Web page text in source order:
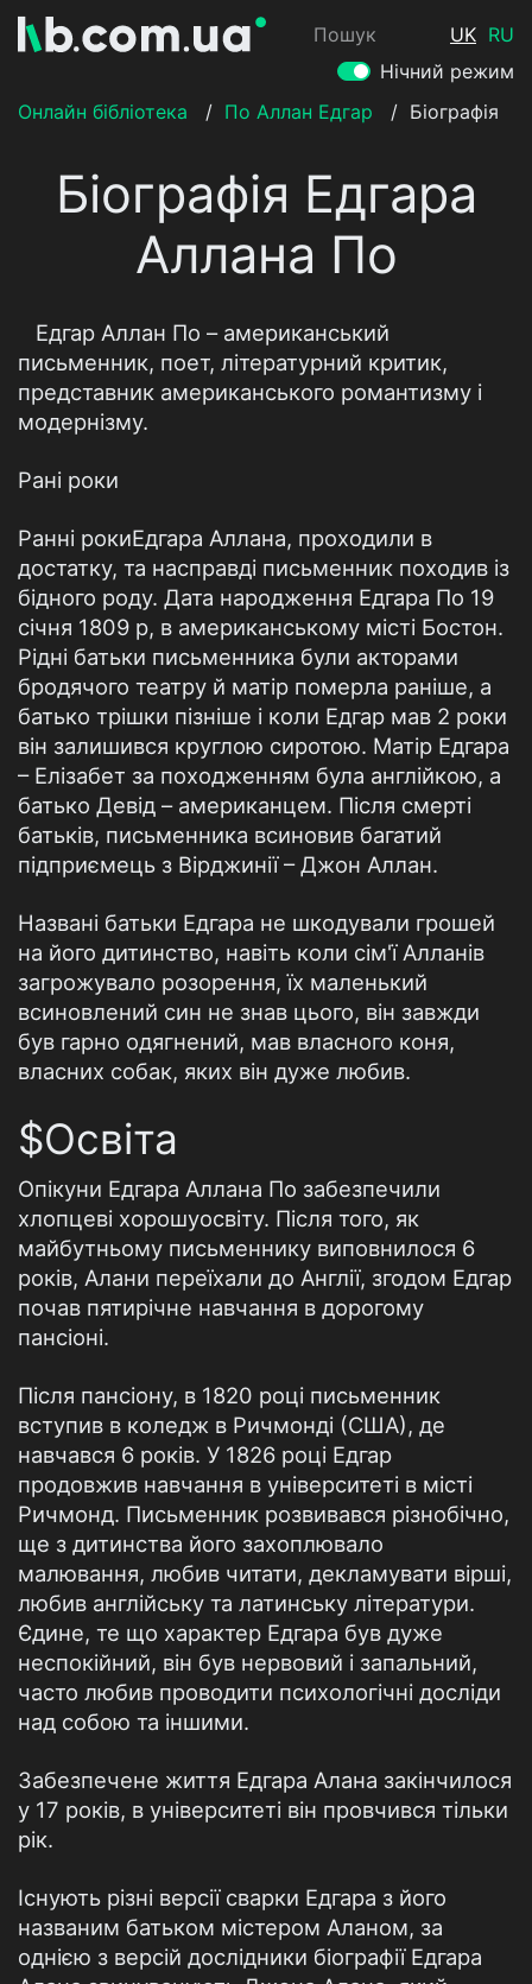
Пошук UK RU
Нічний режим
Онлайн бібліотека
/ По Аллан Едгар / Біографія
Біографія Едгара
Аллана По
Едгар Аллан По – американський
письменник, поет, літературний критик,
представник американського романтизму і
модернізму.
Рані роки
Ранні рокиЕдгара Аллана, проходили в
достатку, та насправді письменник походив із
бідного роду. Дата народження Едгара По 19
січня 1809 р, в американському місті Бостон.
Рідні батьки письменника були акторами
бродячого театру й матір померла раніше, а
батько трішки пізніше і коли Едгар мав 2 роки
він залишився круглою сиротою. Матір Едгара
– Елізабет за походженням була англійкою, а
батько Девід – американцем. Після смерті
батьків, письменника всиновив багатий
підприємець з Вірджинії – Джон Аллан.
Названі батьки Едгара не шкодували грошей
на його дитинство, навіть коли сім'ї Алланів
загрожувало розорення, їх маленький
всиновлений син не знав цього, він завжди
був гарно одягнений, мав власного коня,
власних собак, яких він дуже любив.
$Освіта
Опікуни Едгара Аллана По забезпечили
хлопцеві хорошуосвіту. Після того, як
майбутньому письменнику виповнилося 6
років, Алани переїхали до Англії, згодом Едгар
почав пятирічне навчання в дорогому
пансіоні.
Після пансіону, в 1820 році письменник
вступив в коледж в Ричмонді (США), де
навчався 6 років. У 1826 році Едгар
продовжив навчання в університеті в місті
Ричмонд. Письменник розвивався різнобічно,
ще з дитинства його захоплювало
малювання, любив читати, декламувати вірші,
любив англійську та латинську літератури.
Єдине, те що характер Едгара був дуже
неспокійний, він був нервовий і запальний,
часто любив проводити психологічні досліди
над собою та іншими.
Забезпечене життя Едгара Алана закінчилося
у 17 років, в університеті він провчився тільки
рік.
Існують різні версії сварки Едгара з його
названим батьком містером Аланом, за
однією з версій дослідники біографії Едгара